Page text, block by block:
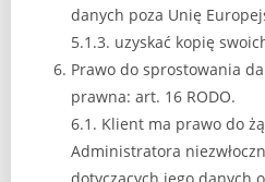
danych poza Unię
5.1.3. uzyskać kopię
Prawo do sprostowania
prawna: art. 16 RODO.
6.1. Klient ma prawo do
Administratora